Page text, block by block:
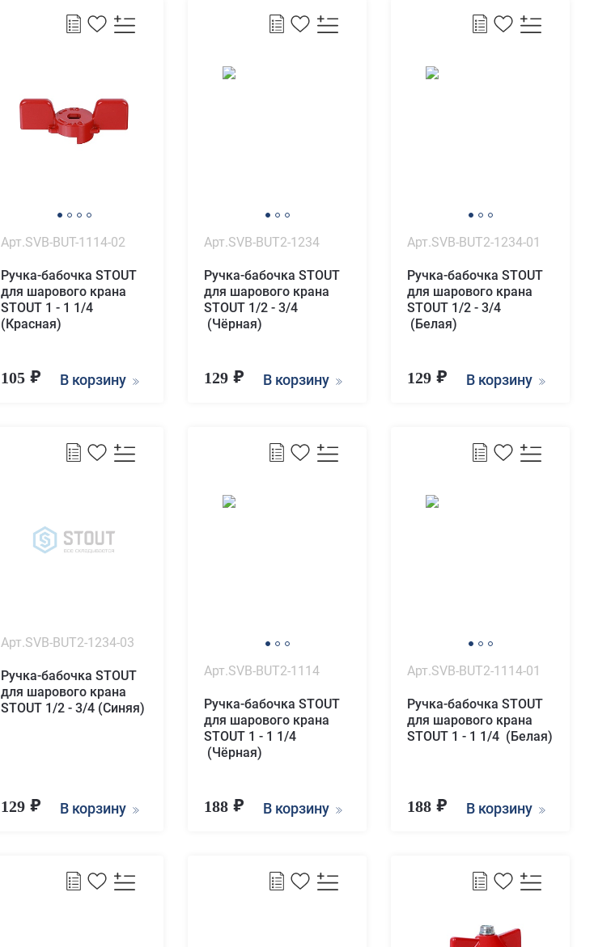
Арт.SVB-BUT-1114-02
Ручка-бабочка STOUT
для шарового крана
STOUT 1 - 1 1/4
(Красная)
105 В корзину
Арт.SVB-BUT2-1234
Ручка-бабочка STOUT
для шарового крана
STOUT 1/2 - 3/4
(Чёрная)
129 В корзину
Арт.SVB-BUT2-1234-01
Ручка-бабочка STOUT
для шарового крана
STOUT 1/2 - 3/4
(Белая)
129 В корзину
Арт.SVB-BUT2-1234-03
Ручка-бабочка STOUT
для шарового крана
STOUT 1/2 - 3/4 (Синяя)
129 В корзину
Арт.SVB-BUT2-1114
Ручка-бабочка STOUT
для шарового крана
STOUT 1 - 1 1/4
(Чёрная)
188 В корзину
Арт.SVB-BUT2-1114-01
Ручка-бабочка STOUT
для шарового крана
STOUT 1 - 1 1/4 (Белая)
188 В корзину